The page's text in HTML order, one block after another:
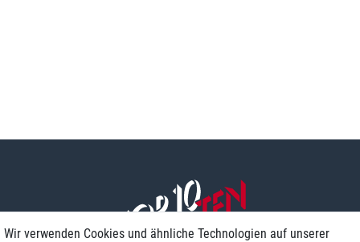
Wir verwenden Cookies und ähnliche Technologien auf unserer